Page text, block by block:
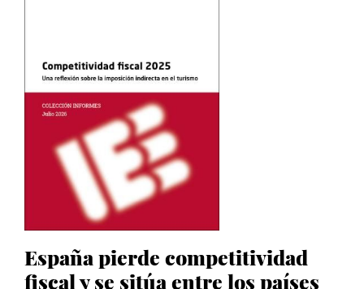
España pierde competitividad
fiscal y se sitúa entre los países